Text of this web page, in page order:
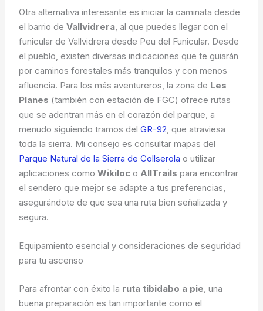
Otra alternativa interesante es iniciar la caminata desde
el barrio deVallvidrera, al que puedes llegar con el
funicular de Vallvidrera desde Peu del Funicular. Desde
el pueblo, existen diversas indicaciones que te guiarán
por caminos forestales más tranquilos y con menos
afluencia. Para los más aventureros, la zona de Les
Planes (también con estación de FGC) ofrece rutas
que se adentran más en el corazón del parque, a
menudo siguiendo tramos delGR-92, que atraviesa
toda la sierra. Mi consejo es consultar mapas del
Parque Natural de la Sierra de Collserola o utilizar
aplicaciones comoWikiloc o AllTrails para encontrar
el sendero que mejor se adapte a tus preferencias,
asegurándote de que sea una ruta bien señalizada y
segura.
Equipamiento esencial y consideraciones de seguridad
para tu ascenso
Para afrontar con éxito la ruta tibidabo a pie, una
buena preparación es tan importante como el